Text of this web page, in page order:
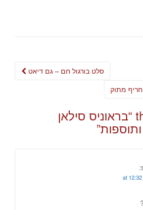
Post
סלט בורגול חם – גם דיאט
בראוניס סילאן
”